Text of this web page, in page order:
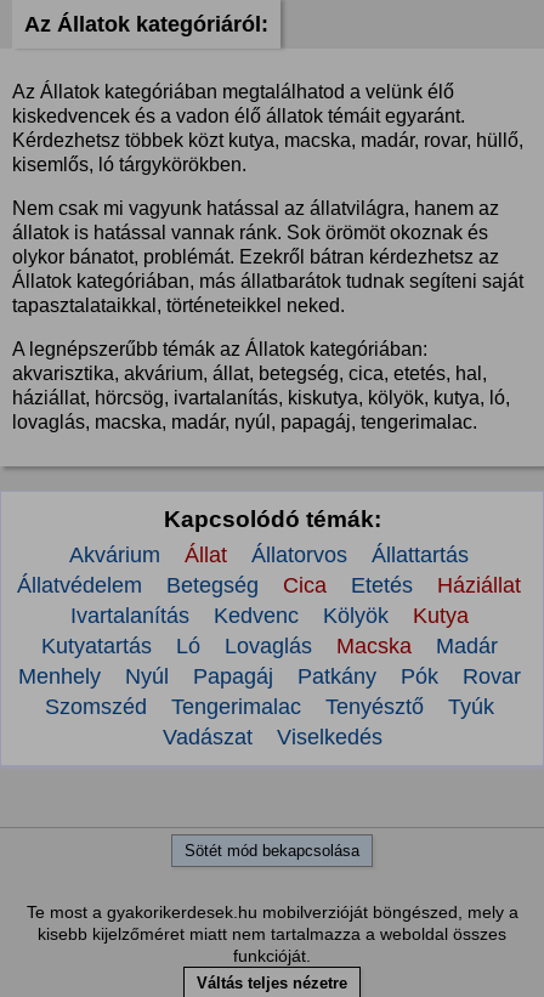
Az Állatok kategóriáról:
Az Állatok kategóriában megtalálhatod a velünk élő
kiskedvencek és a vadon élő állatok témáit egyaránt.
Kérdezhetsz többek közt kutya, macska, madár, rovar, hüllő,
kisemlős, ló tárgykörökben.
Nem csak mi vagyunk hatással az állatvilágra, hanem az
állatok is hatással vannak ránk. Sok örömöt okoznak és
olykor bánatot, problémát. Ezekről bátran kérdezhetsz az
Állatok kategóriában, más állatbarátok tudnak segíteni saját
tapasztalataikkal, történeteikkel neked.
A legnépszerűbb témák az Állatok kategóriában:
akvarisztika, akvárium, állat, betegség, cica, etetés, hal,
háziállat, hörcsög, ivartalanítás, kiskutya, kölyök, kutya, ló,
lovaglás, macska, madár, nyúl, papagáj, tengerimalac.
Kapcsolódó témák:
Akvárium Állat Állatorvos
Állattartás
Állatvédelem
Betegség Cica Etetés
Háziállat
Ivartalanítás
Kedvenc Kölyök
Kutya
Kutyatartás
Ló Lovaglás Macska
Madár
Menhely
Nyúl Papagáj Patkány Pók
Rovar
Szomszéd
Tengerimalac Tenyésztő
Tyúk
Vadászat
Viselkedés
Sötét mód bekapcsolása
Te most a gyakorikerdesek.hu mobilverzióját böngészed, mely a
kisebb kijelzőméret miatt nem tartalmazza a weboldal összes
funkcióját.
Váltás teljes nézetre